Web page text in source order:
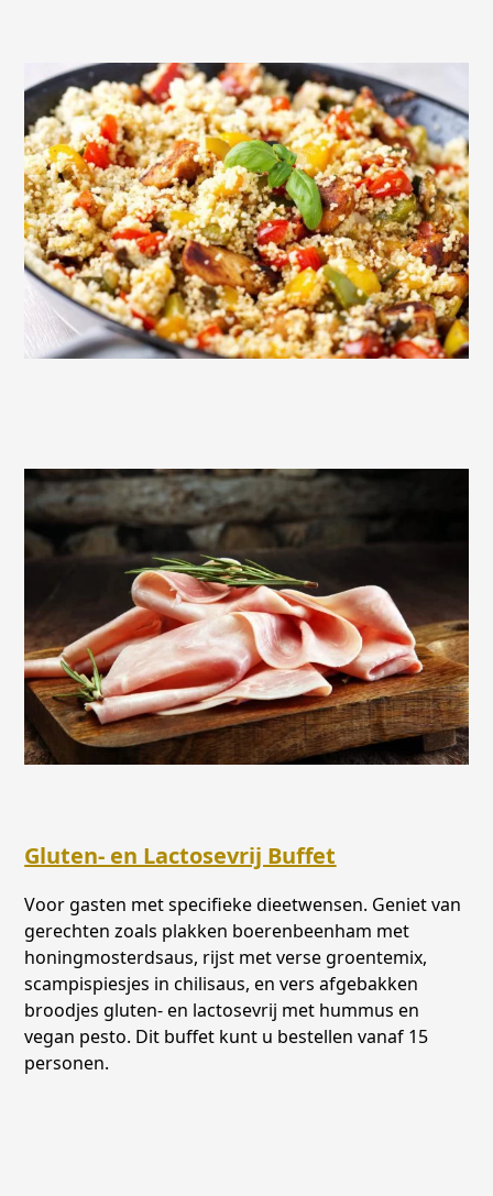
Gluten- en Lactosevrij Buffet
Voor gasten met specifieke dieetwensen. Geniet van
gerechten zoals plakken boerenbeenham met
honingmosterdsaus, rijst met verse groentemix,
scampispiesjes in chilisaus, en vers afgebakken
broodjes gluten- en lactosevrij met hummus en
vegan pesto. Dit buffet kunt u bestellen vanaf 15
personen.